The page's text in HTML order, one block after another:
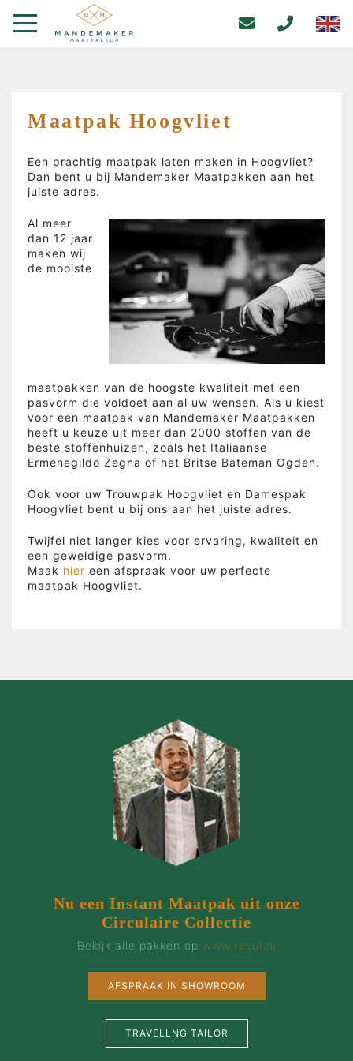
Maatpak Hoogvliet
Een prachtig maatpak laten maken in Hoogvliet?
Dan bent u bij Mandemaker Maatpakken aan het
juiste adres.
Al meer
dan 12 jaar
maken wij
de mooiste
maatpakken van de hoogste kwaliteit met een
pasvorm die voldoet aan al uw wensen. Als u kiest
voor een maatpak van Mandemaker Maatpakken
heeft u keuze uit meer dan 2000 stoffen van de
beste stoffenhuizen, zoals het Italiaanse
Ermenegildo Zegna of het Britse Bateman Ogden.
Ook voor uw Trouwpak Hoogvliet en Damespak
Hoogvliet bent u bij ons aan het juiste adres.
Twijfel niet langer kies voor ervaring, kwaliteit en
een geweldige pasvorm.
Maak hier een afspraak voor uw perfecte
maatpak Hoogvliet.
Nu een Instant Maatpak uit onze
Circulaire Collectie
Bekijk alle pakken op www.resui.nl
AFSPRAAK IN SHOWROOM
TRAVELLNG TAILOR